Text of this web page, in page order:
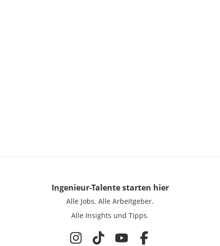
Ingenieur-Talentestarten hier
Alle Jobs. Alle Arbeitgeber.
Alle Insights und Tipps.